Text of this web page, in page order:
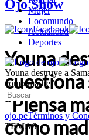
Mujer
Locomundo
Actualidad
Deportes
Youna destruye a
como madre”
ojo.peTérminos y
TEMAS:
Ojo Show
Youna
“Piensa
como